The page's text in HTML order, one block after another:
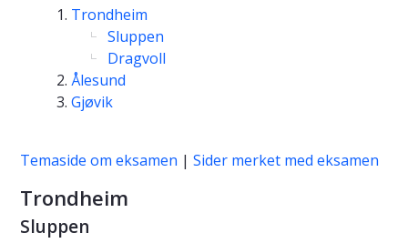
Trondheim
Sluppen
Dragvoll
Ålesund
Gjøvik
Temaside om eksamen | Sider merket med eksamen
Trondheim
Sluppen